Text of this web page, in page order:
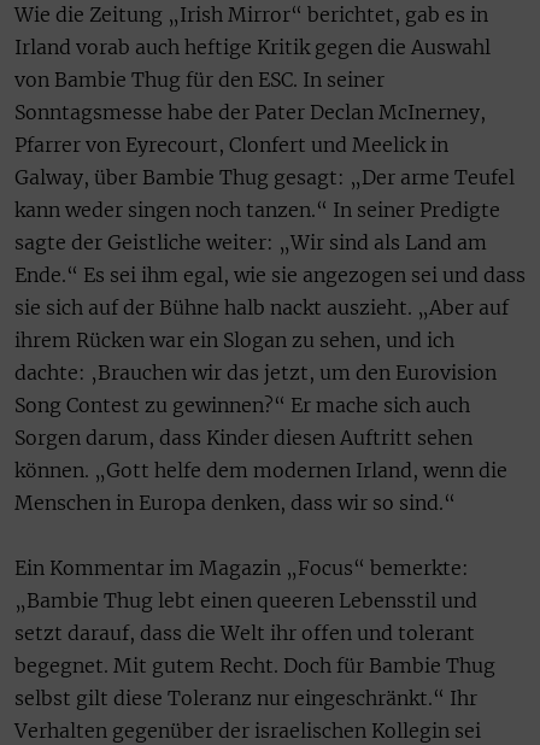
Wie die Zeitung „Irish Mirror“ berichtet, gab es in
Irland vorab auch heftige Kritik gegen die Auswahl
von Bambie Thug für den ESC. In seiner
Sonntagsmesse habe der Pater Declan McInerney,
Pfarrer von Eyrecourt, Clonfert und Meelick in
Galway, über Bambie Thug gesagt: „Der arme Teufel
kann weder singen noch tanzen.“ In seiner Predigte
sagte der Geistliche weiter: „Wir sind als Land am
Ende.“ Es sei ihm egal, wie sie angezogen sei und dass
sie sich auf der Bühne halb nackt auszieht. „Aber auf
ihrem Rücken war ein Slogan zu sehen, und ich
dachte: ‚Brauchen wir das jetzt, um den Eurovision
Song Contest zu gewinnen?“ Er mache sich auch
Sorgen darum, dass Kinder diesen Auftritt sehen
können. „Gott helfe dem modernen Irland, wenn die
Menschen in Europa denken, dass wir so sind.“
Ein Kommentar im Magazin „Focus“ bemerkte:
„Bambie Thug lebt einen queeren Lebensstil und
setzt darauf, dass die Welt ihr offen und tolerant
begegnet. Mit gutem Recht. Doch für Bambie Thug
selbst gilt diese Toleranz nur eingeschränkt.“ Ihr
Verhalten gegenüber der israelischen Kollegin sei